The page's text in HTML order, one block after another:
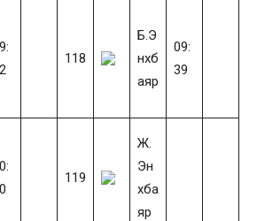
118
Б.Э
нхб
аяр
09:
39
119
Ж.
Эн
хба
яр